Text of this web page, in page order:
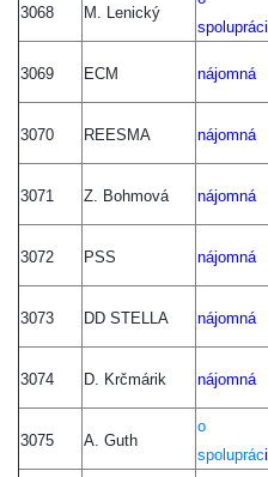
3068 M. Lenický
spolupráci
3069 ECM nájomná
3070 REESMA nájomná
3071 Z. Bohmová nájomná
3072 PSS nájomná
3073 DD STELLA nájomná
3074 D. Krčmárik nájomná
3075 A. Guth
o
spolupráci